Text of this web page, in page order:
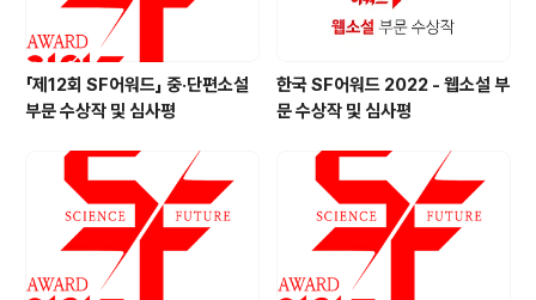
「제12회 SF어워드」 중·단편소설
부문 수상작 및 심사평
한국 SF어워드 2022 - 웹소설 부
문 수상작 및 심사평